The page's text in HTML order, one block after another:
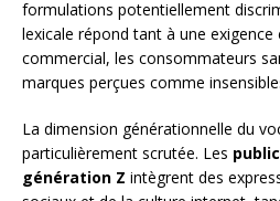
formulations potentiellement
lexicale répond tant à une exigence
commercial, les consommateurs
marques perçues comme
La dimension générationnelle du
particulièrement scrutée. Les
génération Z intègrent des